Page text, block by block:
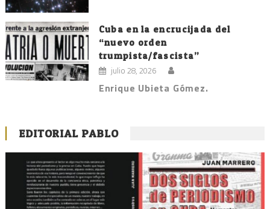
Cuba en la encrucijada del
“nuevo orden
trumpista/fascista”
julio 28, 2026
Enrique Ubieta Gómez.
EDITORIAL PABLO